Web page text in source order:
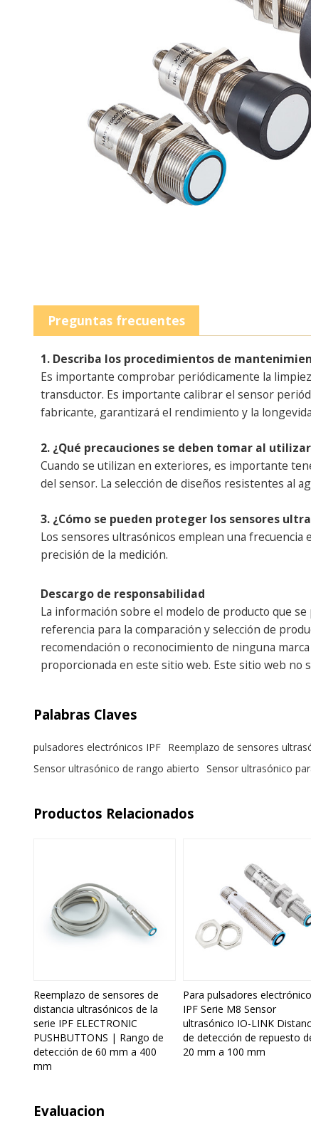
Preguntas frecuentes
1. Describa los procedimientos de
Es importante comprobar periódicamente la
transductor. Es importante calibrar el sensor
fabricante, garantizará el rendimiento y la
2. ¿Qué precauciones se deben tomar al
Cuando se utilizan en exteriores, es importante
del sensor. La selección de diseños resistentes al
3. ¿Cómo se pueden proteger los sensores
Los sensores ultrasónicos emplean una
precisión de la medición.
Descargo de responsabilidad
La información sobre el modelo de producto que
referencia para la comparación y selección de
recomendación o reconocimiento de ninguna
proporcionada en este sitio web. Este sitio web no
Palabras Claves
pulsadores electrónicos IPF Reemplazo de sensores
Sensor ultrasónico de rango abierto Sensor ultrasónico
Productos Relacionados
Reemplazo de sensores de
distancia ultrasónicos de la
serie IPF ELECTRONIC
PUSHBUTTONS | Rango de
detección de 60 mm a 400
mm
Para pulsadores
IPF Serie M8 Sensor
ultrasónico IO-LINK
de detección de repuesto
20 mm a 100 mm
Evaluacion